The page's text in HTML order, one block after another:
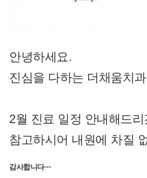
안녕하세요.
진심을 다하는 더채움치
2월 진료 일정 안내해드리
참고하시어 내원에 차질
감사합니다~~